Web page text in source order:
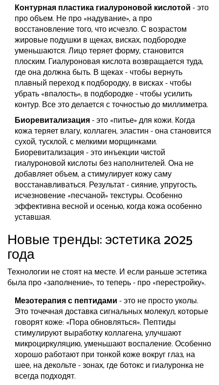
Контурная пластика гиалуроновой кислотой- это
про объем. Не про «надувание», а про
восстановление того, что исчезло. С возрастом
жировые подушки в щеках, висках, подбородке
уменьшаются. Лицо теряет форму, становится
плоским. Гиалуроновая кислота возвращается туда,
где она должна быть. В щеках - чтобы вернуть
плавный переход к подбородку, в висках - чтобы
убрать «впалость», в подбородке - чтобы усилить
контур. Все это делается с точностью до миллиметра.
Биоревитализация- это «питье» для кожи. Когда
кожа теряет влагу, коллаген, эластин - она становится
сухой, тусклой, с мелкими морщинками.
Биоревитализация - это инъекции чистой
гиалуроновой кислоты без наполнителей. Она не
добавляет объем, а стимулирует кожу саму
восстанавливаться. Результат - сияние, упругость,
исчезновение «песчаной» текстуры. Особенно
эффективна весной и осенью, когда кожа особенно
уставшая.
Новые тренды: эстетика 2025
года
Технологии не стоят на месте. И если раньше эстетика
была про «заполнение», то теперь - про «перестройку».
Мезотерапия с пептидами- это не просто уколы.
Это точечная доставка сигнальных молекул, которые
говорят коже: «Пора обновляться». Пептиды
стимулируют выработку коллагена, улучшают
микроциркуляцию, уменьшают воспаление. Особенно
хорошо работают при тонкой коже вокруг глаз, на
шее, на декольте - зонах, где ботокс и гиалуронка не
всегда подходят.